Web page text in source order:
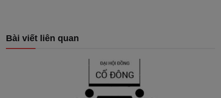
Bài viết liên quan